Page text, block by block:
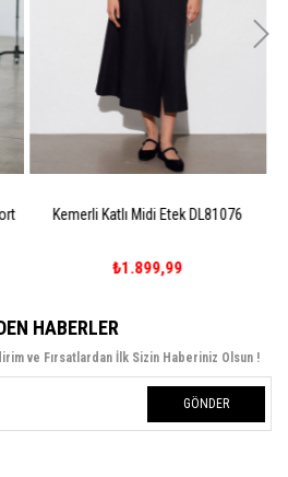
Etek DL81076
Kalın Kemerli
HABERLER
ve Fırsatlardan İlk Sizin Haberiniz Olsun !
GÖNDER